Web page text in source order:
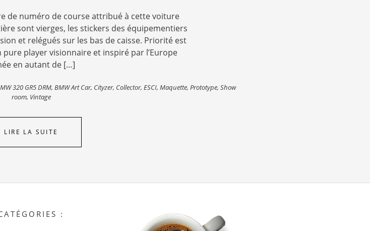
de numéro de course attribué à cette voiture
sont vierges, les stickers des équipementiers
et relégués sur les bas de caisse. Priorité est
player visionnaire et inspiré par l’Europe
en autant de […]
320 GR5 DRM, BMW Art Car, Cityzer, Collector, ESCI, Maquette, Prototype, Show
room, Vintage
LIRE LA SUITE
: